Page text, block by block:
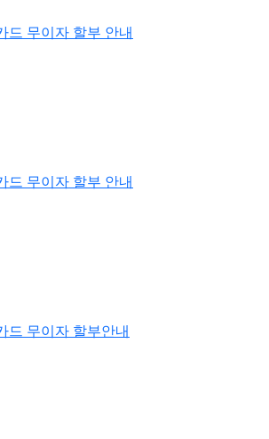
드 무이자 할부 안내
드 무이자 할부 안내
드 무이자 할부안내